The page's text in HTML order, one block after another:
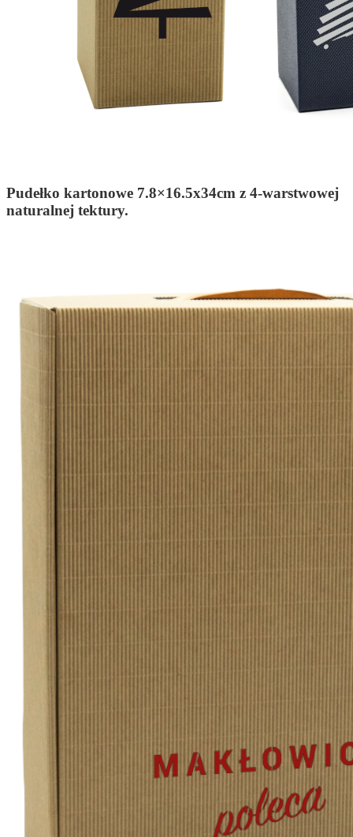
Pudełko kartonowe 7.8×16.5x34cm z 4-warstwowej
naturalnej tektury.